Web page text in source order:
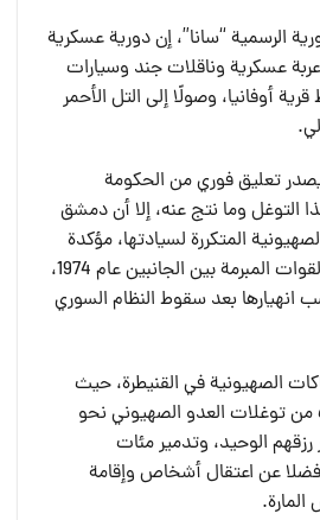
الرسمية “سانا”، إن دورية عسكرية
صهيونية مكونة من 12 عربة عسكرية وناقلات جند وسيارات
أوفانيا، وصولًا إلى التل الأحمر
10:15 لم يصدر تعليق فوري من الحكومة
التوغل وما نتج عنه، إلا أن دمشق
المتكررة لسيادتها، مؤكدة
التزامها باتفاقية فصل القوات المبرمة بين الجانبين عام 1974،
انهيارها بعد سقوط النظام السوري
الصهيونية في القنيطرة، حيث
توغلات العدو الصهيوني نحو
رزقهم الوحيد، وتدمير مئات
فضلا عن اعتقال أشخاص وإقامة